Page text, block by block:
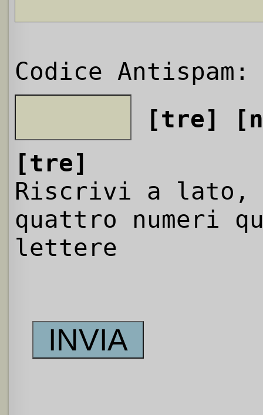
Codice Antispam:
[tre]
[tre]
Riscrivi a
quattro numeri
lettere